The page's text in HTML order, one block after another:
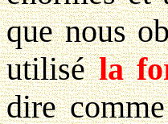
que nous
utiliséla
dire